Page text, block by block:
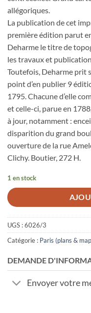
allégoriques.
La publication de cet
première édition parut
Deharme le titre de
les travaux et
Toutefois, Deharme prit
point d’en publier 9
1795. Chacune d’elle
et celle-ci, parue en
à jour, notamment :
disparition du grand
ouverture de la rue
Clichy. Boutier, 272 H.
1 en stock
UGS :6026/3
Catégorie : Paris (plans &
DEMANDE
Envoyer votre